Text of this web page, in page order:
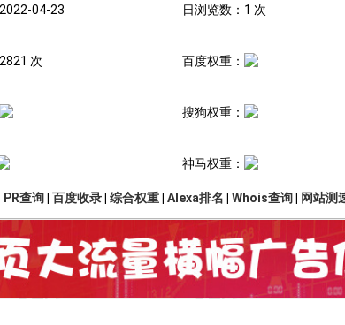
04-23 日浏览数：1 次
次 百度权重：
搜狗权重：
神马权重：
PR查询| 百度收录| 综合权重| Alexa排名 Whois查询| 网站测